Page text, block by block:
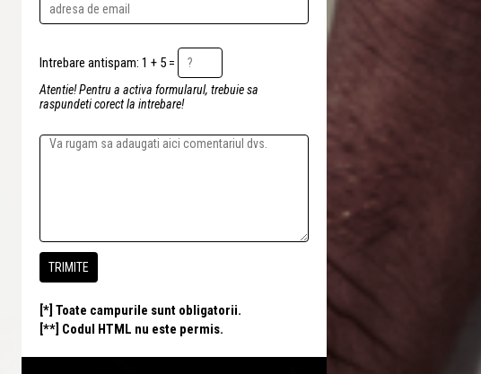
Intrebare antispam: 1 + 5 =
Atentie! Pentru a activa formularul, trebuie sa
raspundeti corect la intrebare!
[*] Toate campurile sunt obligatorii.
[**] Codul HTML nu este permis.